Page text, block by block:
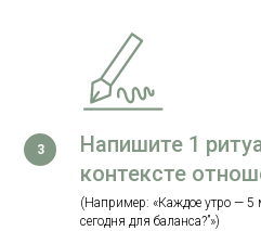
Напишите 1
контексте
(Например: «Каждое утро — 5
сегодня для баланса?”»)